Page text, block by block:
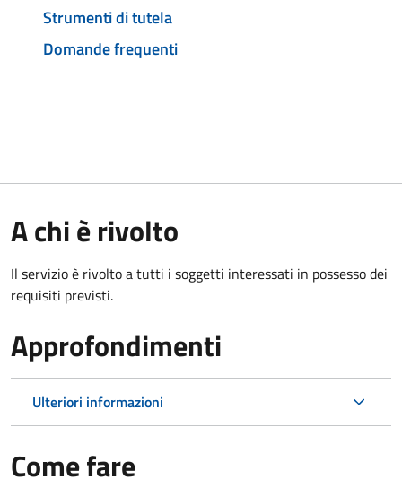
Strumenti di tutela
Domande frequenti
A chi è rivolto
Il servizio è rivolto a tutti i soggetti interessati in possesso dei
requisiti previsti.
Approfondimenti
Ulteriori informazioni
Come fare